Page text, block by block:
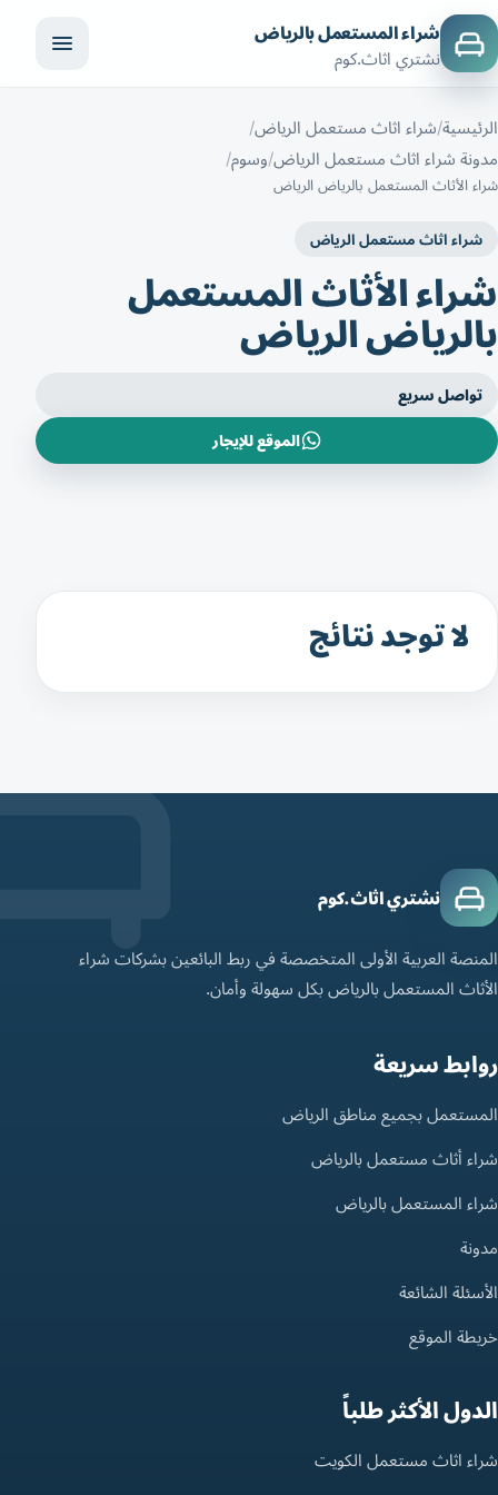
شراء المستعمل بالرياض
نشتري اثاث.كوم
الرئيسية شراء اثاث مستعمل الرياض
مدونة شراء اثاث مستعمل الرياض وسوم
شراء الأثاث المستعمل بالرياض الرياض
شراء اثاث مستعمل الرياض
شراء الأثاث المستعمل
بالرياض الرياض
تواصل سريع
الموقع للإيجار
لا توجد نتائج
نشتري اثاث.كوم
المنصة العربية الأولى المتخصصة في ربط البائعين بشركات شراء
الأثاث المستعمل بالرياض بكل سهولة وأمان.
روابط سريعة
المستعمل بجميع مناطق الرياض
شراء أثاث مستعمل بالرياض
شراء المستعمل بالرياض
مدونة
الأسئلة الشائعة
خريطة الموقع
الدول الأكثر طلباً
شراء اثاث مستعمل الكويت